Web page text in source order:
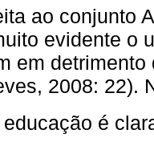
ao conjunto
evidente o
em
2008: 22).
é